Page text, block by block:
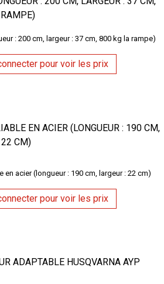
: 200 cm, largeur : 37 cm, 800 kg la rampe)
pour voir les prix
EN ACIER (LONGUEUR : 190 CM,
22 CM)
en acier (longueur : 190 cm, largeur : 22 cm)
pour voir les prix
ADAPTABLE HUSQVARNA AYP